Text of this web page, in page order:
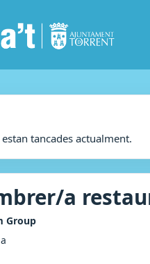
tancades actualment.
a
Group